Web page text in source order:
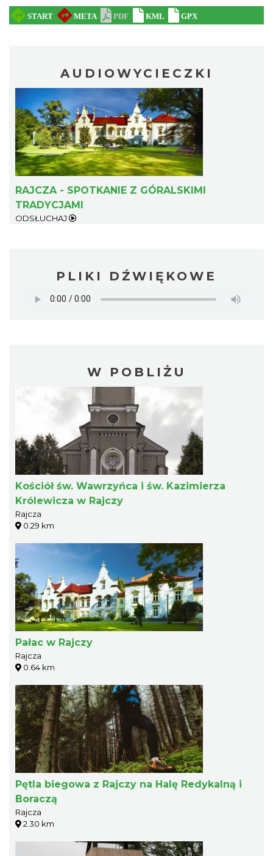
AUDIOWYCIECZKI
RAJCZA - SPOTKANIE Z GÓRALSKIMI
TRADYCJAMI
ODSŁUCHAJ
PLIKI DŹWIĘKOWE
W POBLIŻU
Kościół św. Wawrzyńca i św. Kazimierza
Królewicza w Rajczy
Rajcza
0.29 km
Pałac w Rajczy
Rajcza
0.64 km
Pętla biegowa z Rajczy na Halę Redykalną i
Boraczą
Rajcza
2.30 km